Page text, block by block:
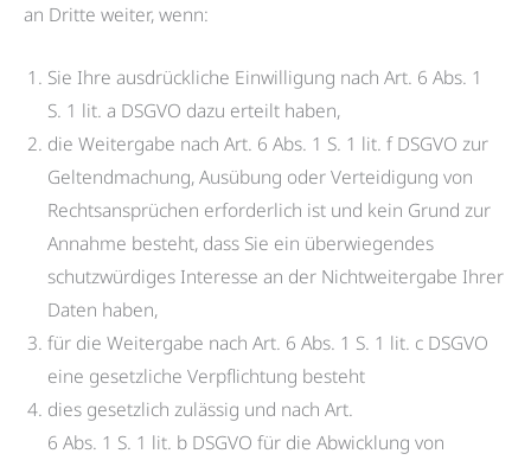
an Dritte weiter, wenn:
Sie Ihre ausdrückliche Einwilligung nach Art. 6 Abs. 1
S. 1 lit. a DSGVO dazu erteilt haben,
die Weitergabe nach Art. 6 Abs. 1 S. 1 lit. f DSGVO zur
Geltendmachung, Ausübung oder Verteidigung von
Rechtsansprüchen erforderlich ist und kein Grund zur
Annahme besteht, dass Sie ein überwiegendes
schutzwürdiges Interesse an der Nichtweitergabe Ihrer
Daten haben,
für die Weitergabe nach Art. 6 Abs. 1 S. 1 lit. c DSGVO
eine gesetzliche Verpflichtung besteht
dies gesetzlich zulässig und nach Art.
6 Abs. 1 S. 1 lit. b DSGVO für die Abwicklung von